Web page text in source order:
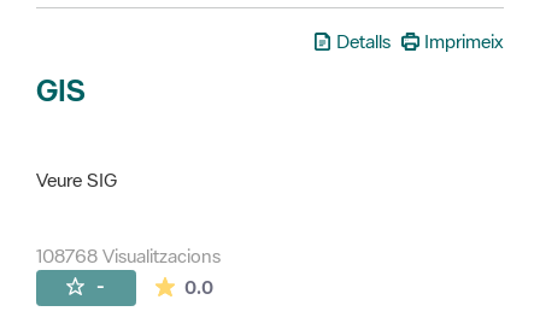
Detalls Imprimeix
GIS
Veure SIG
108768 Visualitzacions
- 0.0La mitjana de les valoracions és de 0